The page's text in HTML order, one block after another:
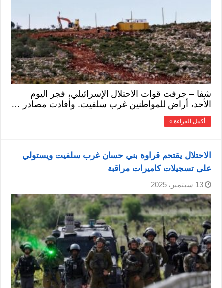
شفا – جرفت قوات الاحتلال الإسرائيلي، فجر اليوم
الأحد، أراض للمواطنين غرب سلفيت. وأفادت مصادر …
أكمل القراءة »
الاحتلال يقتحم قراوة بني حسان غرب سلفيت ويستولي
على تسجيلات كاميرات مراقبة
13 سبتمبر، 2025